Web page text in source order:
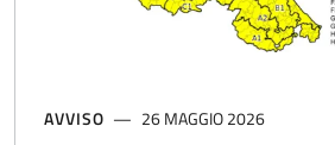
AVVISO 26 MAGGIO 2026